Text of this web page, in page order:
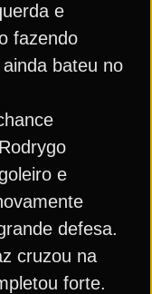
e
fazendo
bateu no
e
defesa.
cruzou na
forte.